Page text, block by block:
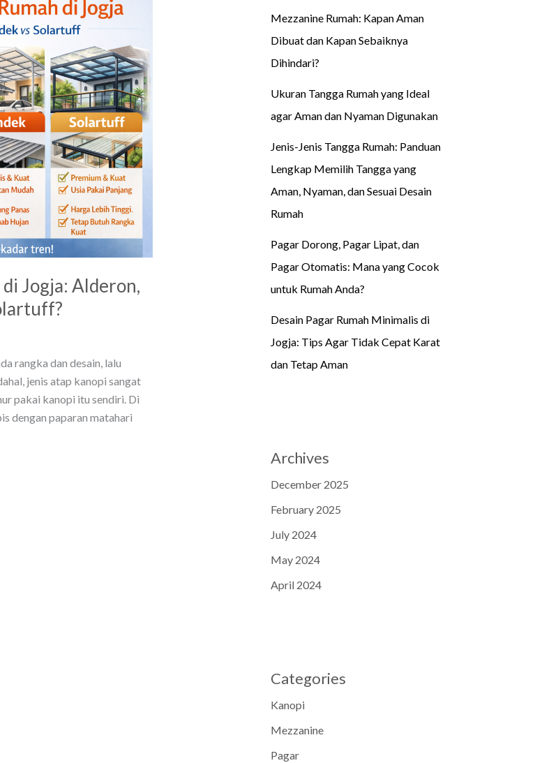
Jogja: Alderon,
rangka dan desain, lalu
jenis atap kanopi sangat
pakai kanopi itu sendiri. Di
dengan paparan matahari
Mezzanine Rumah: Kapan Aman
Dibuat dan Kapan Sebaiknya
Dihindari?
Ukuran Tangga Rumah yang Ideal
agar Aman dan Nyaman Digunakan
Jenis-Jenis Tangga Rumah: Panduan
Lengkap Memilih Tangga yang
Aman, Nyaman, dan Sesuai Desain
Rumah
Pagar Dorong, Pagar Lipat, dan
Pagar Otomatis: Mana yang Cocok
untuk Rumah Anda?
Desain Pagar Rumah Minimalis di
Jogja: Tips Agar Tidak Cepat Karat
dan Tetap Aman
Archives
December 2025
February 2025
July 2024
May 2024
April 2024
Categories
Kanopi
Mezzanine
Pagar